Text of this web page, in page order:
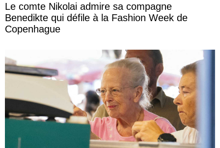
Le comte Nikolai admire sa compagne
Benedikte qui défile à la Fashion Week de
Copenhague